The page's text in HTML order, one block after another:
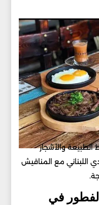
الطبيعة والأشجار
اللبناني مع المناقيش
الفطور في